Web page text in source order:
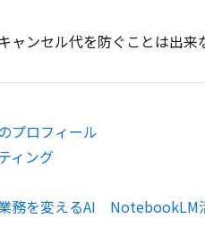
ャンセル代を防ぐことは出来
プロフィール
ィング
務を変えるAI NotebookLM